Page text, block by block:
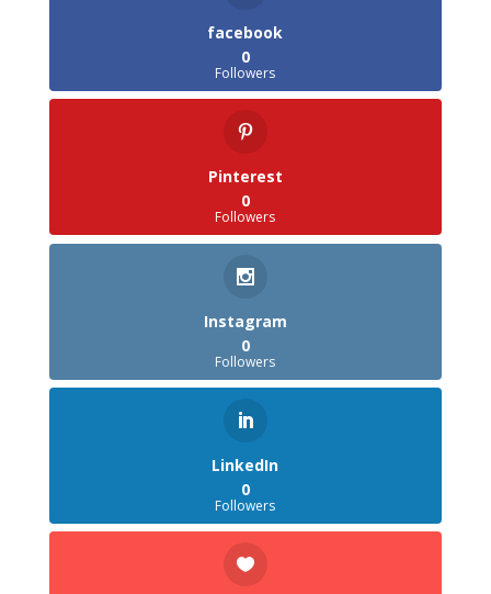
facebook
0
Followers
Pinterest
0
Followers
Instagram
0
Followers
LinkedIn
0
Followers